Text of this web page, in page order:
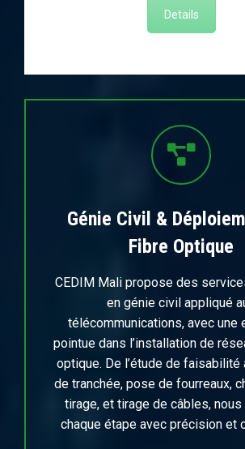
Details
Génie Civil &
Fibre Optique
CEDIM Mali propose des
en génie civil appliqué
télécommunications, avec une
pointue dans l’installation de
optique. De l’étude de faisabilité
de tranchée, pose de fourreaux,
tirage, et tirage de câbles,
chaque étape avec précision et